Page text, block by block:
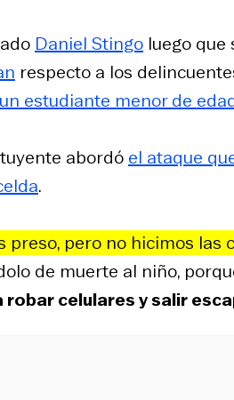
Daniel Stingo luego
respecto a los
estudiante menor de
abordó el ataque
.
preso, pero no hicimos las
de muerte al niño,
celulares y salir